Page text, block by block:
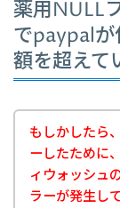
薬用NULL
でpaypalが
額を超えて
もしかしたら
ーしたために
ィウォッシュ
ラーが発生し